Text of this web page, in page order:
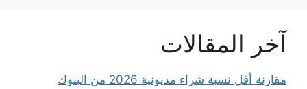
آخر المقالات
مقارنة أقل نسبة شراء مديونية 2026 من البنوك